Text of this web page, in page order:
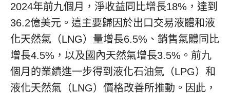
2024年前九個月，淨收益同比增長18%，達到
36.2億美元。這主要歸因於出口交易液體和液
化天然氣（LNG）量增長6.5%、銷售氣體同比
增長4.5%，以及國內天然氣增長3.5%。前九
個月的業績進一步得到液化石油氣（LPG）和
液化天然氣（LNG）價格改善所推動。因此，